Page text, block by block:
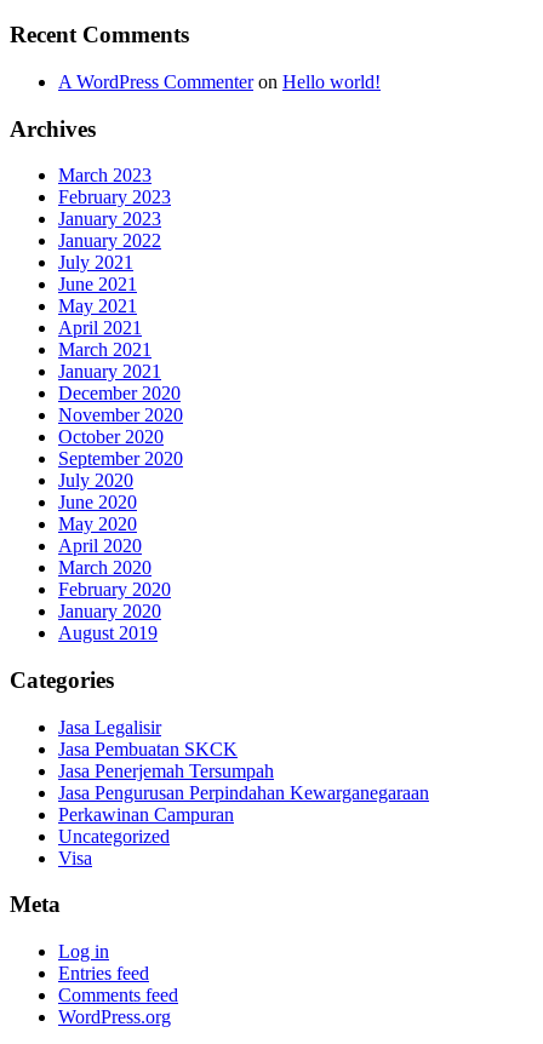
Recent Comments
A WordPress Commenteron Hello world!
Archives
March 2023
February 2023
January 2023
January 2022
July 2021
June 2021
May 2021
April 2021
March 2021
January 2021
December 2020
November 2020
October 2020
September 2020
July 2020
June 2020
May 2020
April 2020
March 2020
February 2020
January 2020
August 2019
Categories
Jasa Legalisir
Jasa Pembuatan SKCK
Jasa Penerjemah Tersumpah
Jasa Pengurusan Perpindahan Kewarganegaraan
Perkawinan Campuran
Uncategorized
Visa
Meta
Log in
Entries feed
Comments feed
WordPress.org